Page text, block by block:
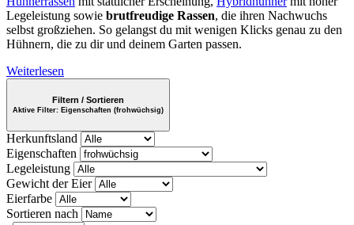
Legeleistung sowie brutfreudige Rassen, die ihren Nachwuchs
selbst großziehen. So gelangst du mit wenigen Klicks genau zu den
Hühnern, die zu dir und deinem Garten passen.
Weiterlesen
Filtern / Sortieren
Aktive Filter: Eigenschaften (frohwüchsig)
Herkunftsland
Eigenschaften
Legeleistung
Gewicht der Eier
Eierfarbe
Sortieren nach